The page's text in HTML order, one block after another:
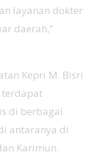
layanan dokter
daerah,”
Kepri M. Bisri
terdapat
di berbagai
antaranya di
Karimun.